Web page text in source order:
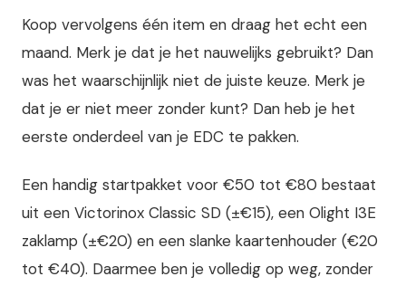
Koop vervolgens één item en draag het echt een
maand. Merk je dat je het nauwelijks gebruikt? Dan
was het waarschijnlijk niet de juiste keuze. Merk je
dat je er niet meer zonder kunt? Dan heb je het
eerste onderdeel van je EDC te pakken.
Een handig startpakket voor €50 tot €80 bestaat
uit een Victorinox Classic SD (±€15), een Olight I3E
zaklamp (±€20) en een slanke kaartenhouder (€20
tot €40). Daarmee ben je volledig op weg, zonder